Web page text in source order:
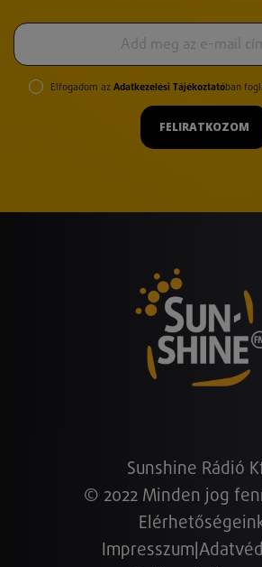
Elfogadom az Adatkezelési Tájékoztatóban
FELIRATKOZOM
Sunshine Rádió
© 2022 Minden jog
Impresszum